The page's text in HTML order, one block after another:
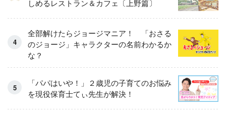
しめるレストラン＆カフェ〔上野篇〕
全部解けたらジョージマニア！ 「おさる
のジョージ」キャラクターの名前わかるか
な？
「パパはいや！」２歳児の子育てのお悩み
を現役保育士てぃ先生が解決！